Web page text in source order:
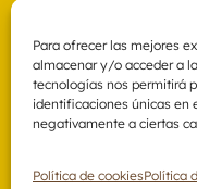
Para ofrecer las mejores
almacenar y/o acceder a
tecnologías nos permitirá
identificaciones únicas en
negativamente a ciertas
Política de cookiesPolítica

